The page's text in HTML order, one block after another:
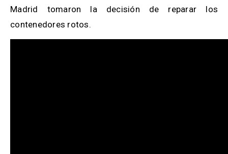
Madrid tomaron la decisión de reparar los
contenedores rotos.